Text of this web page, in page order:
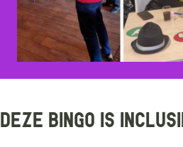
Deze Bingo is